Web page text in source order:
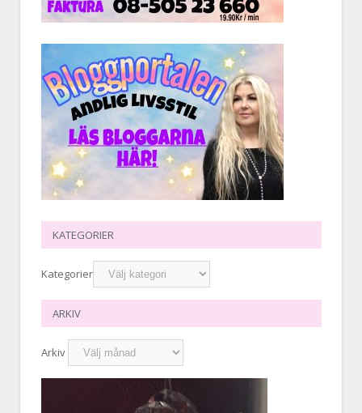
KATEGORIER
Kategorier
ARKIV
Arkiv